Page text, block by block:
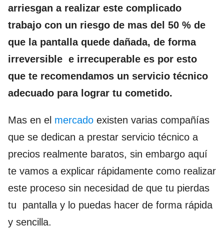
arriesgan a realizar este complicado
trabajo con un riesgo de mas del 50 % de
que la pantalla quede dañada, de forma
irreversible e irrecuperable es por esto
que te recomendamos un servicio técnico
adecuado para lograr tu cometido.
Mas en el mercado existen varias compañías
que se dedican a prestar servicio técnico a
precios realmente baratos, sin embargo aquí
te vamos a explicar rápidamente como realizar
este proceso sin necesidad de que tu pierdas
tu pantalla y lo puedas hacer de forma rápida
y sencilla.